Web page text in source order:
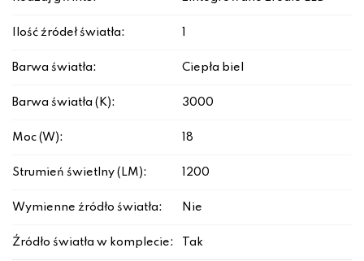
Ilość źródeł światła:
Barwa światła: Ciepła biel
Barwa światła (K): 3000
Moc (W): 18
Strumień świetlny (LM): 1200
Wymienne źródło światła: Nie
Źródło światła w komplecie: Tak